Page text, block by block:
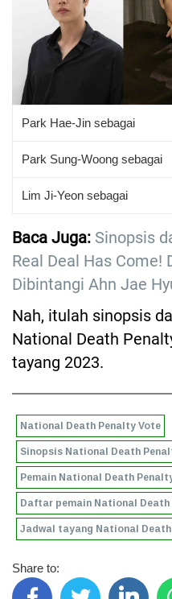
Park Hae-Jin sebagai
Park Sung-Woong sebagai
Lim Ji-Yeon sebagai
Baca Juga: Sinopsis
Real Deal Has Come!
Dibintangi Ahn Jae
Nah, itulah sinopsis
National Death
tayang 2023.
National Death Penalty Vote
Sinopsis National Death
Pemain National Death
Daftar pemain National Death
Jadwal tayang National
Share to: